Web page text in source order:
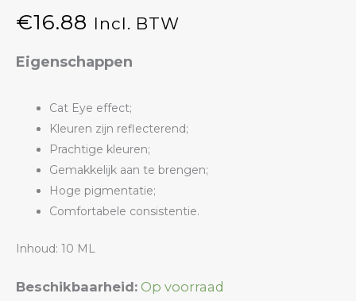
€16.88 Incl. BTW
Eigenschappen
Cat Eye effect;
Kleuren zijn reflecterend;
Prachtige kleuren;
Gemakkelijk aan te brengen;
Hoge pigmentatie;
Comfortabele consistentie.
Inhoud: 10 ML
Beschikbaarheid: Op voorraad
Gelpolish